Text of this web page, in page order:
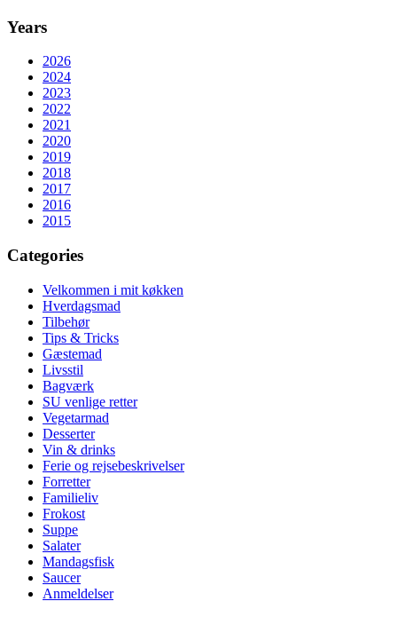
Years
2026
2024
2023
2022
2021
2020
2019
2018
2017
2016
2015
Categories
Velkommen i mit køkken
Hverdagsmad
Tilbehør
Tips & Tricks
Gæstemad
Livsstil
Bagværk
SU venlige retter
Vegetarmad
Desserter
Vin & drinks
Ferie og rejsebeskrivelser
Forretter
Familieliv
Frokost
Suppe
Salater
Mandagsfisk
Saucer
Anmeldelser